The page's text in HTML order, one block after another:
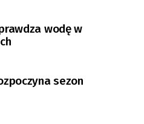
wodę w
sezon